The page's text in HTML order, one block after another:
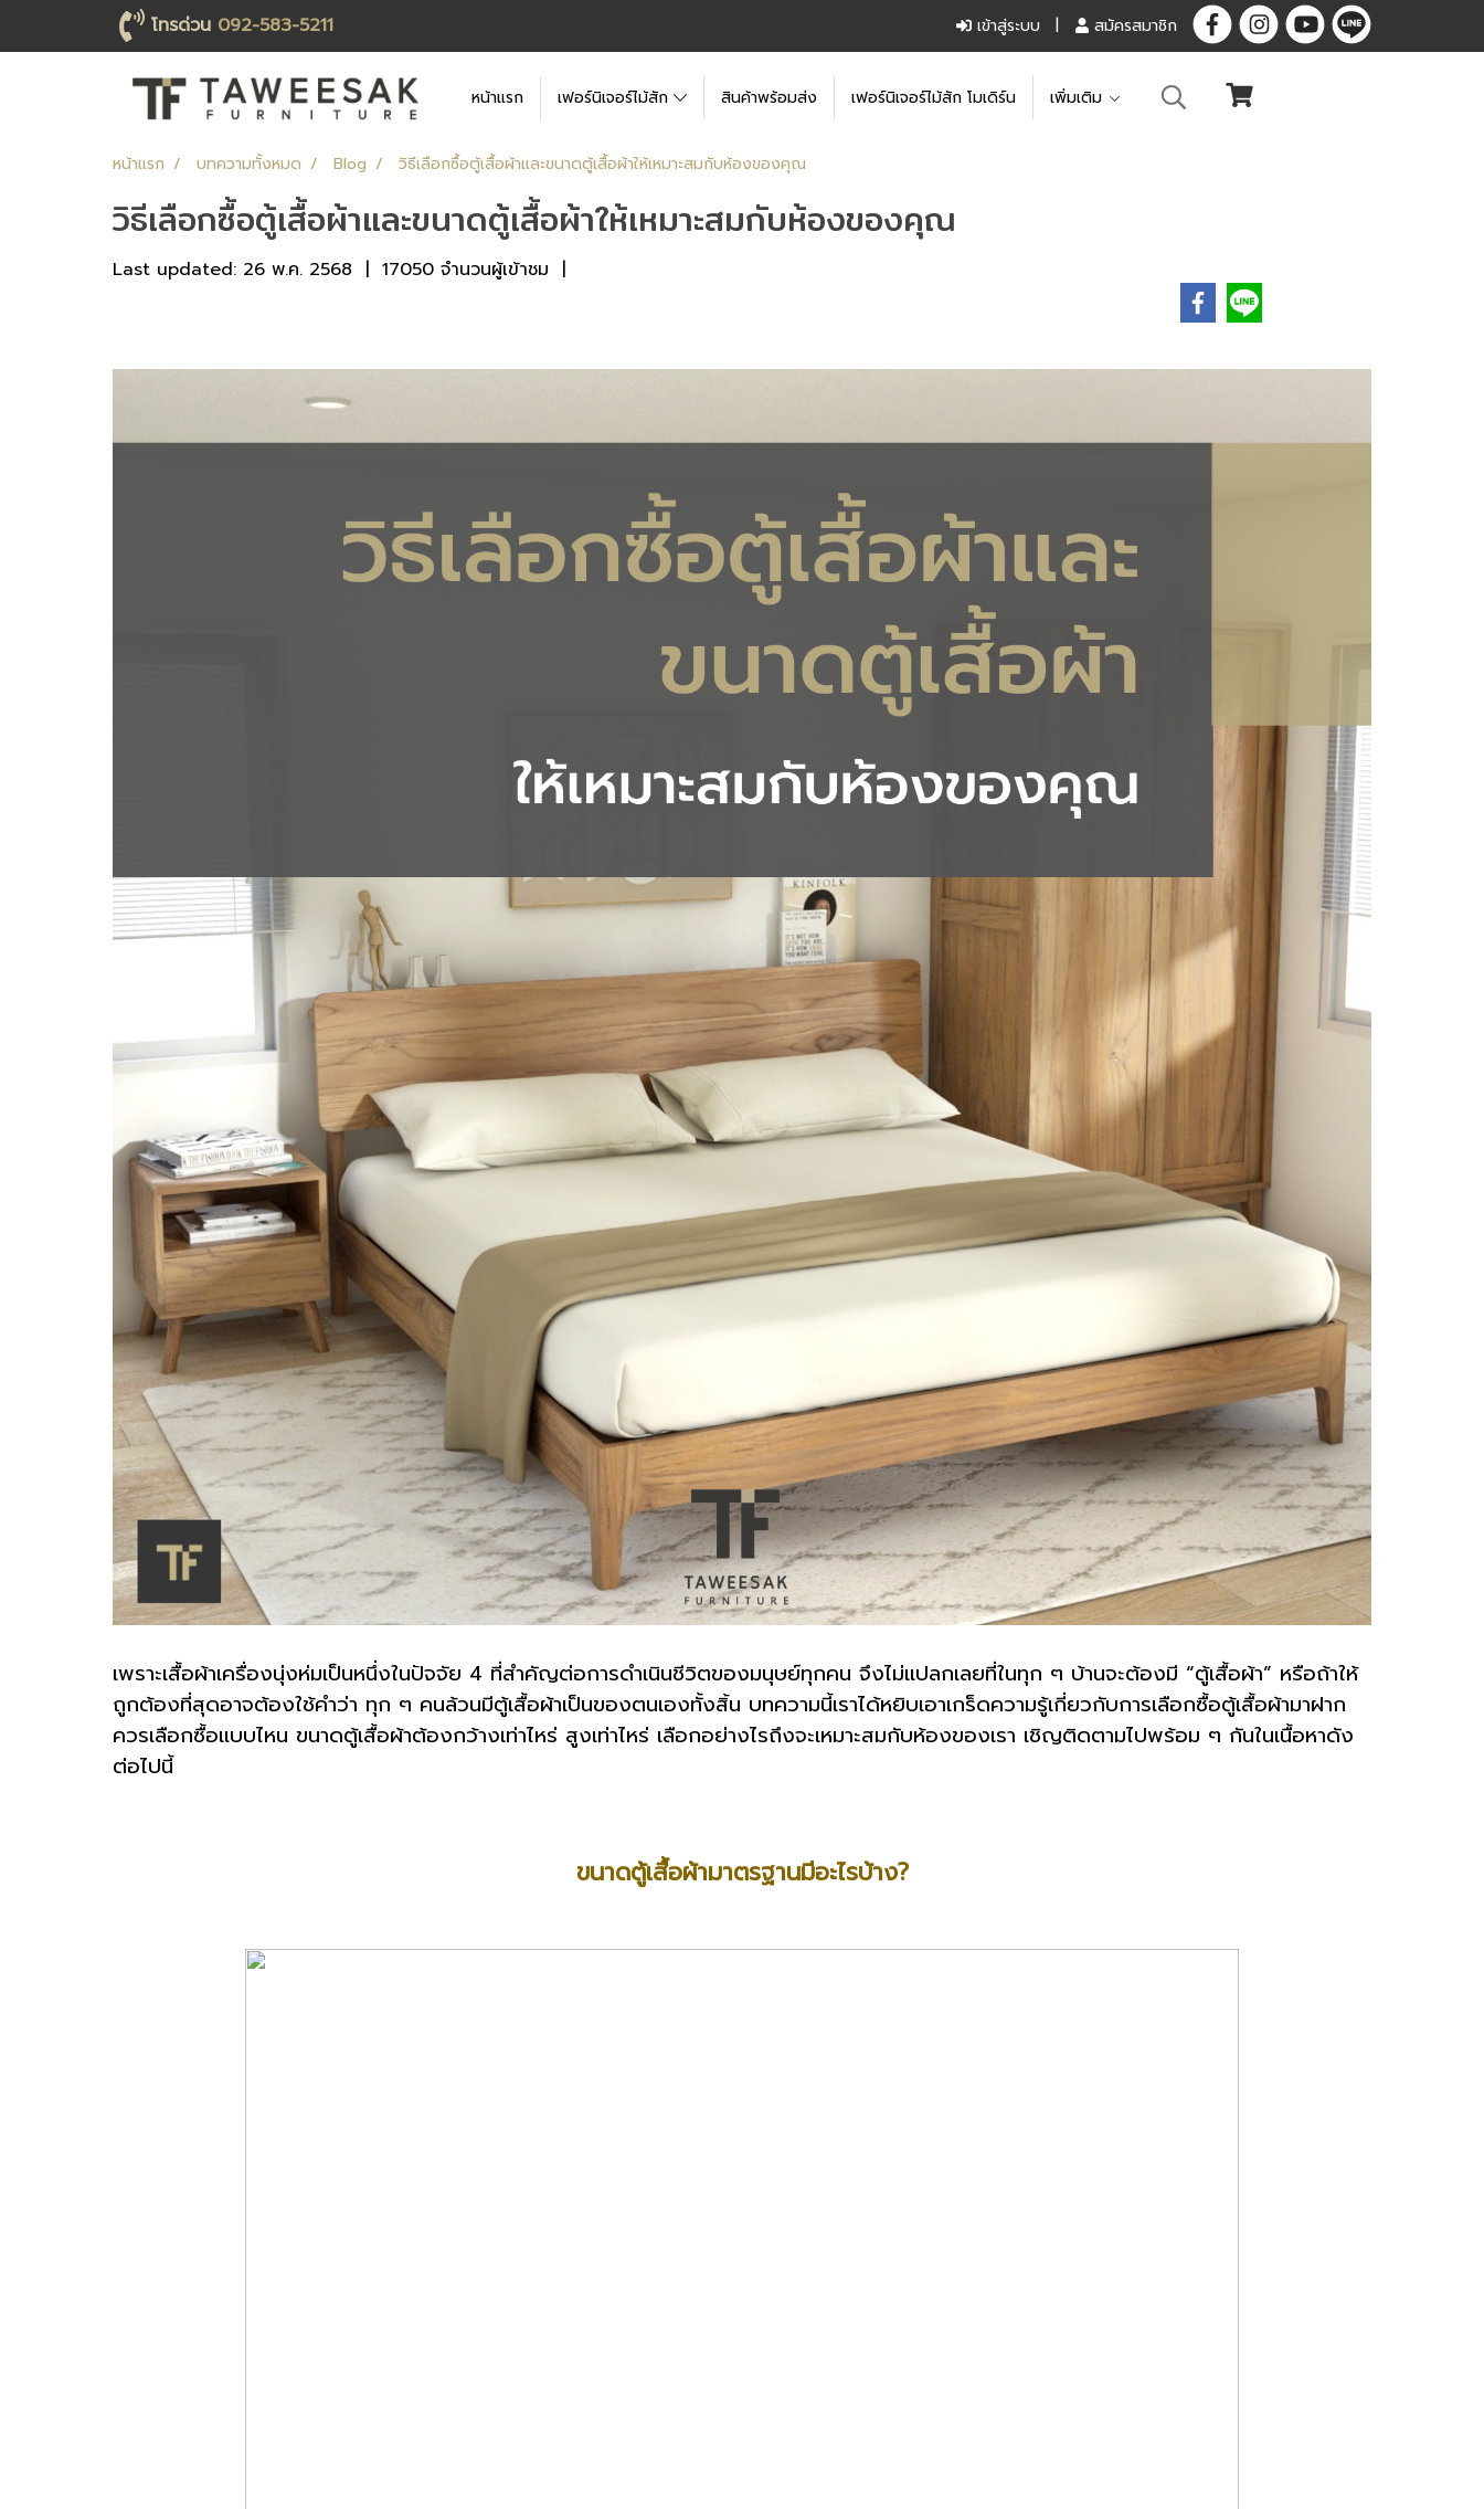
โทรด่วน 092-583-5211 เข้าสู่ระบบ สมัครสมาชิก
หน้าแรก เฟอร์นิเจอร์ไม้สัก สินค้าพร้อมส่ง เฟอร์นิเจอร์ไม้สัก โมเดิร์น เพิ่มเติม
หน้าแรก บทความทั้งหมด Blog วิธีเลือกซื้อตู้เสื้อผ้าและขนาดตู้เสื้อผ้าให้เหมาะสมกับห้องของคุณ
วิธีเลือกซื้อตู้เสื้อผ้าและขนาดตู้เสื้อผ้าให้เหมาะสมกับห้องของคุณ
Last updated: 26 พ.ค. 2568 | 17050 จำนวนผู้เข้าชม |
เพราะเสื้อผ้าเครื่องนุ่งห่มเป็นหนึ่งในปัจจัย 4 ที่สำคัญต่อการดำเนินชีวิตของมนุษย์ทุกคน จึงไม่แปลกเลยที่ในทุก ๆ บ้านจะต้องมี “ตู้เสื้อผ้า” หรือถ้าให้
ถูกต้องที่สุดอาจต้องใช้คำว่า ทุก ๆ คนล้วนมีตู้เสื้อผ้าเป็นของตนเองทั้งสิ้น บทความนี้เราได้หยิบเอาเกร็ดความรู้เกี่ยวกับการเลือกซื้อตู้เสื้อผ้ามาฝาก
ควรเลือกซื้อแบบไหน ขนาดตู้เสื้อผ้าต้องกว้างเท่าไหร่ สูงเท่าไหร่ เลือกอย่างไรถึงจะเหมาะสมกับห้องของเรา เชิญติดตามไปพร้อม ๆ กันในเนื้อหาดัง
ต่อไปนี้
ขนาดตู้เสื้อผ้ามาตรฐานมีอะไรบ้าง?